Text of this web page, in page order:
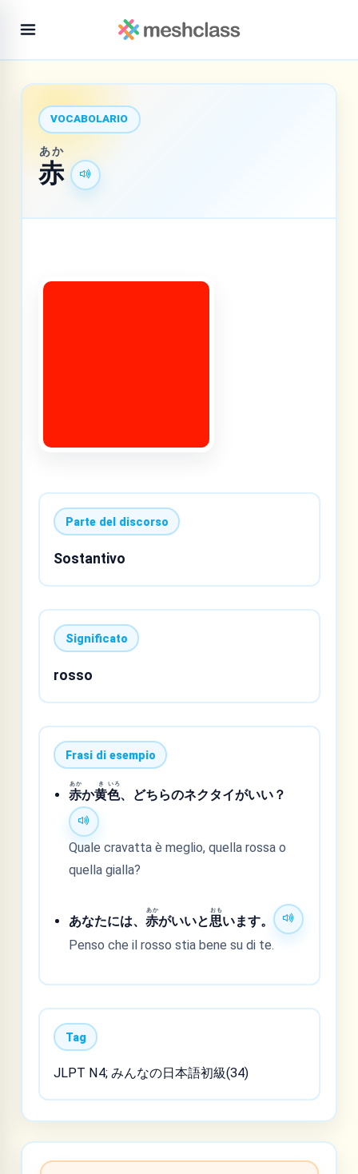
VOCABOLARIO
赤
あか
Parte del discorso
Sostantivo
Significato
rosso
Frasi di esempio
赤
あか
か黄
き
色
いろ
、どちらのネクタイがいい？
Quale cravatta è meglio, quella rossa o
quella gialla?
あなたには、赤
あか
がいいと思
おも
います。
Penso che il rosso stia bene su di te.
Tag
JLPT N4; みんなの日本語初級(34)